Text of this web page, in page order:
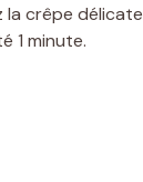
la crêpe
1 minute.